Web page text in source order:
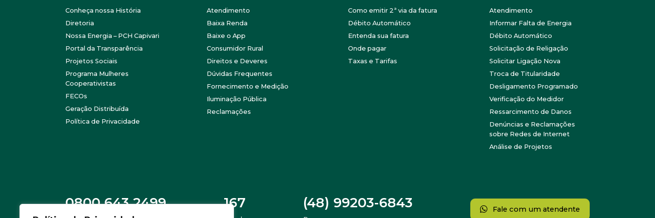
Conheça nossa História
Diretoria
Nossa Energia – PCH Capivari
Portal da Transparência
Projetos Sociais
Programa Mulheres
Cooperativistas
FECOs
Geração Distribuída
Política de Privacidade
Atendimento
Baixa Renda
Baixe o App
Consumidor Rural
Direitos e Deveres
Dúvidas Frequentes
Fornecimento e Medição
Iluminação Pública
Reclamações
Como emitir 2ª via da fatura
Débito Automático
Entenda sua fatura
Onde pagar
Taxas e Tarifas
Atendimento
Informar Falta de Energia
Débito Automático
Solicitação de Religação
Solicitar Ligação Nova
Troca de Titularidade
Desligamento Programado
Verificação do Medidor
Ressarcimento de Danos
Denúncias e Reclamações
sobre Redes de Internet
Análise de Projetos
0800 643 2499 167 (48) 99203-6843 Fale com um atendente